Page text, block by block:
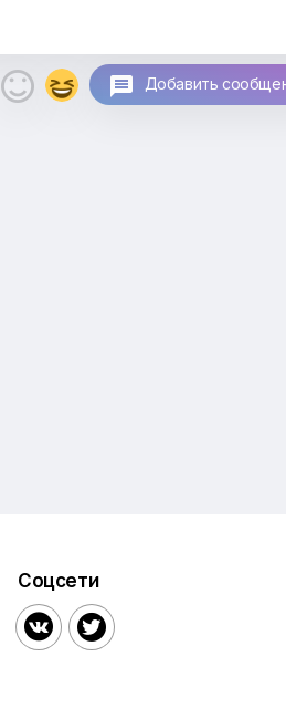
 Добавить
Соцсети
 